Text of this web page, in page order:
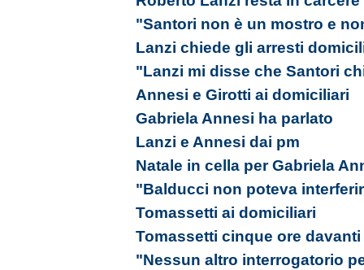
"Santori non è un mostro e
Lanzi chiede gli arresti
"Lanzi mi disse che Santori
Annesi e Girotti ai domiciliari
Gabriela Annesi ha parlato
Lanzi e Annesi dai pm
Natale in cella per Gabriela
"Balducci non poteva
Tomassetti ai domiciliari
Tomassetti cinque ore davanti
"Nessun altro interrogatorio